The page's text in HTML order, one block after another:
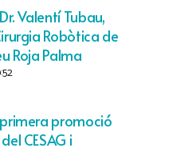
Valentí Tubau,
Robòtica de
Roja Palma
promoció
CESAG i